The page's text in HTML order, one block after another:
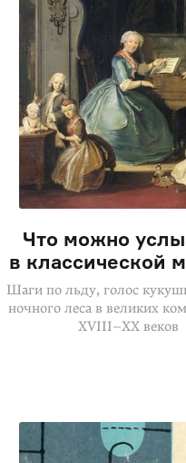
Что можно
в классической
Шаги по льду, голос
ночного леса в великих
XVIII–XX веков